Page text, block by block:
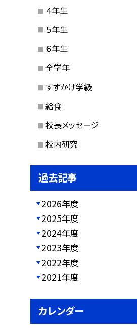
４年生
５年生
６年生
全学年
すずかけ学級
給食
校長メッセージ
校内研究
過去記事
2026年度
2025年度
2024年度
2023年度
2022年度
2021年度
カレンダー